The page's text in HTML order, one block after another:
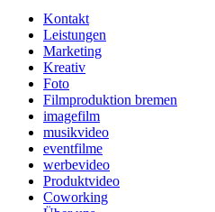
Kontakt
Leistungen
Marketing
Kreativ
Foto
Filmproduktion bremen
imagefilm
musikvideo
eventfilme
werbevideo
Produktvideo
Coworking